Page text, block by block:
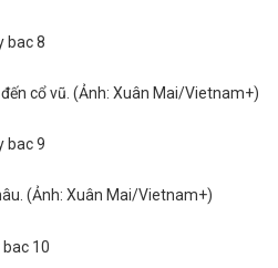
cổ vũ. (Ảnh: Xuân Mai/Vietnam+)
(Ảnh: Xuân Mai/Vietnam+)